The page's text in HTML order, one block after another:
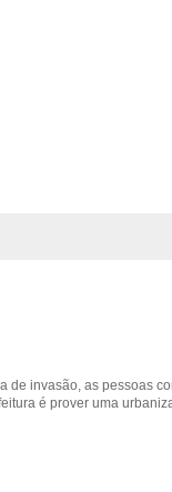
de invasão, as pessoas
é prover uma